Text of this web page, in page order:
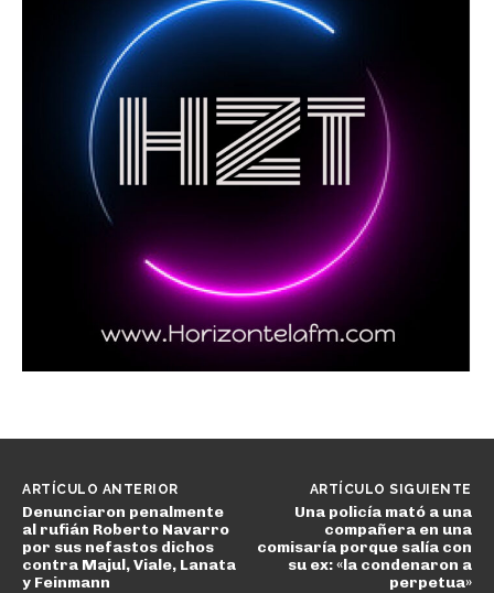
ARTÍCULO ANTERIOR
Denunciaron penalmente
al rufián Roberto Navarro
por sus nefastos dichos
contra Majul, Viale, Lanata
y Feinmann
ARTÍCULO SIGUIENTE
Una policía mató a una
compañera en una
comisaría porque salía con
su ex: «la condenaron a
perpetua»